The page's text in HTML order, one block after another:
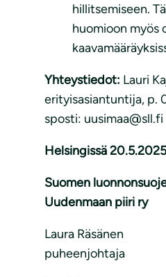
hillitsemiseen.
huomioon myös
Yhteystiedot: Lauri
erityisasiantuntija, p.
sposti: uusimaa@sll.fi
Helsingissä
Suomen
Uudenmaan piiri ry
Laura Räsänen
puheenjohtaja